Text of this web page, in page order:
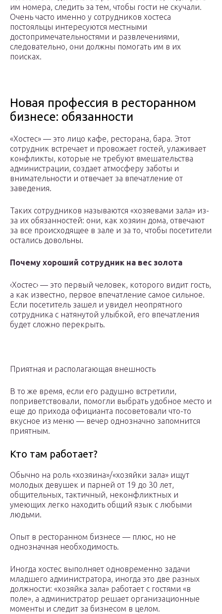
им номера, следить за тем, чтобы гости не скучали.
Очень часто именно у сотрудников хостеса
постояльцы интересуются местными
достопримечательностями и развлечениями,
следовательно, они должны помогать им в их
поисках.
Новая профессия в ресторанном
бизнесе: обязанности
«Хостес» — это лицо кафе, ресторана, бара. Этот
сотрудник встречает и провожает гостей, улаживает
конфликты, которые не требуют вмешательства
администрации, создает атмосферу заботы и
внимательности и отвечает за впечатление от
заведения.
Таких сотрудников называются «хозяевами зала» из-
за их обязанностей: они, как хозяин дома, отвечают
за все происходящее в зале и за то, чтобы посетители
остались довольны.
Почему хороший сотрудник на вес золота
‹Хостес› — это первый человек, которого видит гость,
а как известно, первое впечатление самое сильное.
Если посетитель зашел и увидел неопрятного
сотрудника с натянутой улыбкой, его впечатления
будет сложно перекрыть.
Приятная и располагающая внешность
В то же время, если его радушно встретили,
поприветствовали, помогли выбрать удобное место и
еще до прихода официанта посоветовали что-то
вкусное из меню — вечер однозначно запомнится
приятным.
Кто там работает?
Обычно на роль «хозяина»/«хозяйки зала» ищут
молодых девушек и парней от 19 до 30 лет,
общительных, тактичный, неконфликтных и
умеющих легко находить общий язык с любыми
людьми.
Опыт в ресторанном бизнесе — плюс, но не
однозначная необходимость.
Иногда хостес выполняет одновременно задачи
младшего администратора, иногда это две разных
должности: «хозяйка зала» работает с гостями «в
поле», а администратор решает организационные
моменты и следит за бизнесом в целом.